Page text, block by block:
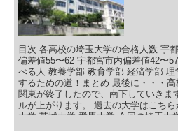
目次 各高校の埼玉大学の合格人数 宇
偏差値55〜62 宇都宮市内偏差値42〜
べる人 教養学部 教育学部 経済学部
するための道！まとめ 最後に・・・
関東が終了したので、南下していきま
ルが上がります。 過去の大学はこち
大学 茨城大学 群馬大学 今回の埼玉大